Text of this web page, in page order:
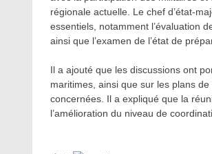
régionale actuelle. Le chef d’état-
essentiels, notamment l’évaluation
ainsi que l’examen de l’état de
Il a ajouté que les discussions ont
maritimes, ainsi que sur les plans
concernées. Il a expliqué que la
l’amélioration du niveau de